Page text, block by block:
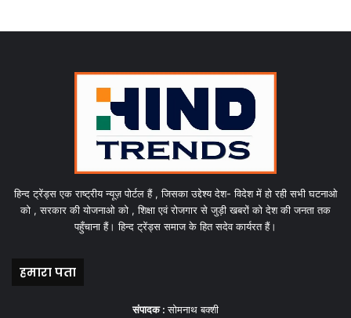
हिन्द ट्रेंड्स एक राष्ट्रीय न्यूज़ पोर्टल हैं , जिसका उद्देश्य देश- विदेश में हो रही सभी घटनाओ
को , सरकार की योजनाओ को , शिक्षा एवं रोजगार से जुड़ी खबरों को देश की जनता तक
पहुँचाना हैं। हिन्द ट्रेंड्स समाज के हित सदेव कार्यरत हैं।
हमारा पता
संपादक :सोमनाथ बक्शी